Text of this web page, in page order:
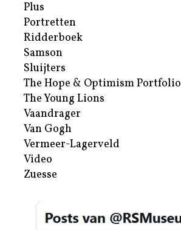
Plus
Portretten
Ridderboek
Samson
Sluijters
The Hope & Optimism Portfolio
The Young Lions
Vaandrager
Van Gogh
Vermeer-Lagerveld
Video
Zuesse